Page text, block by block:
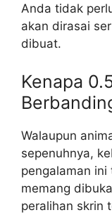
Anda tidak
akan dirasai
dibuat.
Kenapa
Walaupun
sepenuhnya,
pengalaman ini
memang
peralihan skrin